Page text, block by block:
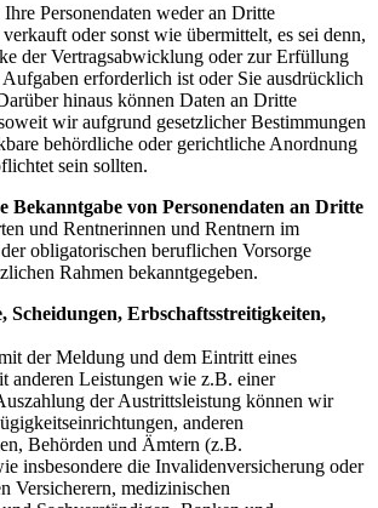
Personendaten weder an Dritte
oder sonst wie übermittelt, es sei denn,
der Vertragsabwicklung oder zur Erfüllung
Aufgaben erforderlich ist oder Sie ausdrücklich
hinaus können Daten an Dritte
wir aufgrund gesetzlicher Bestimmungen
behördliche oder gerichtliche Anordnung
sein sollten.
Bekanntgabe von Personendaten an Dritte
und Rentnerinnen und Rentnern im
obligatorischen beruflichen Vorsorge
Rahmen bekanntgegeben.
Scheidungen, Erbschaftsstreitigkeiten,
der Meldung und dem Eintritt eines
anderen Leistungen wie z.B. einer
der Austrittsleistung können wir
anderen
Behörden und Ämtern (z.B.
insbesondere die Invalidenversicherung oder
Versicherern, medizinischen